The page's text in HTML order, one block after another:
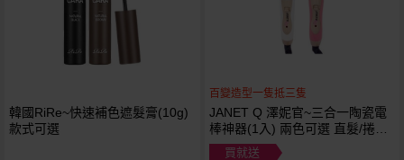
韓國RiRe~快速補色遮髮膏(10g)
款式可選
百變造型一隻抵三隻
JANET Q 澤妮官~三合一陶瓷電
棒神器(1入) 兩色可選 直髮/捲髮/
玉米鬚
買就送